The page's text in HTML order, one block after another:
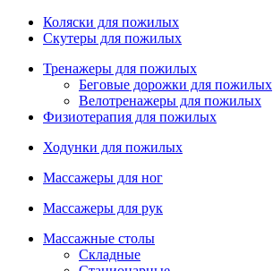
Коляски для пожилых
Скутеры для пожилых
Тренажеры для пожилых
Беговые дорожки для пожилых
Велотренажеры для пожилых
Физиотерапия для пожилых
Ходунки для пожилых
Массажеры для ног
Массажеры для рук
Массажные столы
Складные